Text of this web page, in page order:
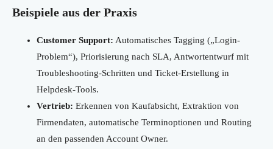
Beispiele aus der Praxis
Customer Support: Automatisches Tagging („Login-
Problem“), Priorisierung nach SLA, Antwortentwurf mit
Troubleshooting-Schritten und Ticket-Erstellung in
Helpdesk-Tools.
Vertrieb: Erkennen von Kaufabsicht, Extraktion von
Firmendaten, automatische Terminoptionen und Routing
an den passenden Account Owner.